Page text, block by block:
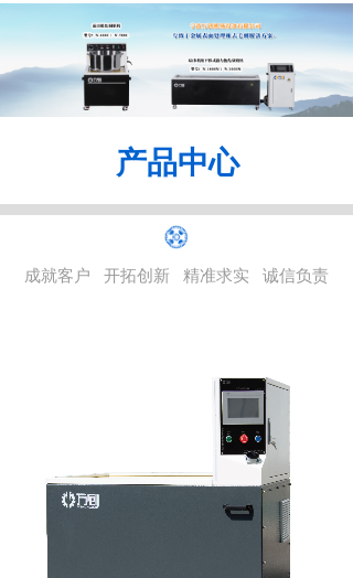
成就客户 开拓创新 精准求实 诚信负责
产品中心